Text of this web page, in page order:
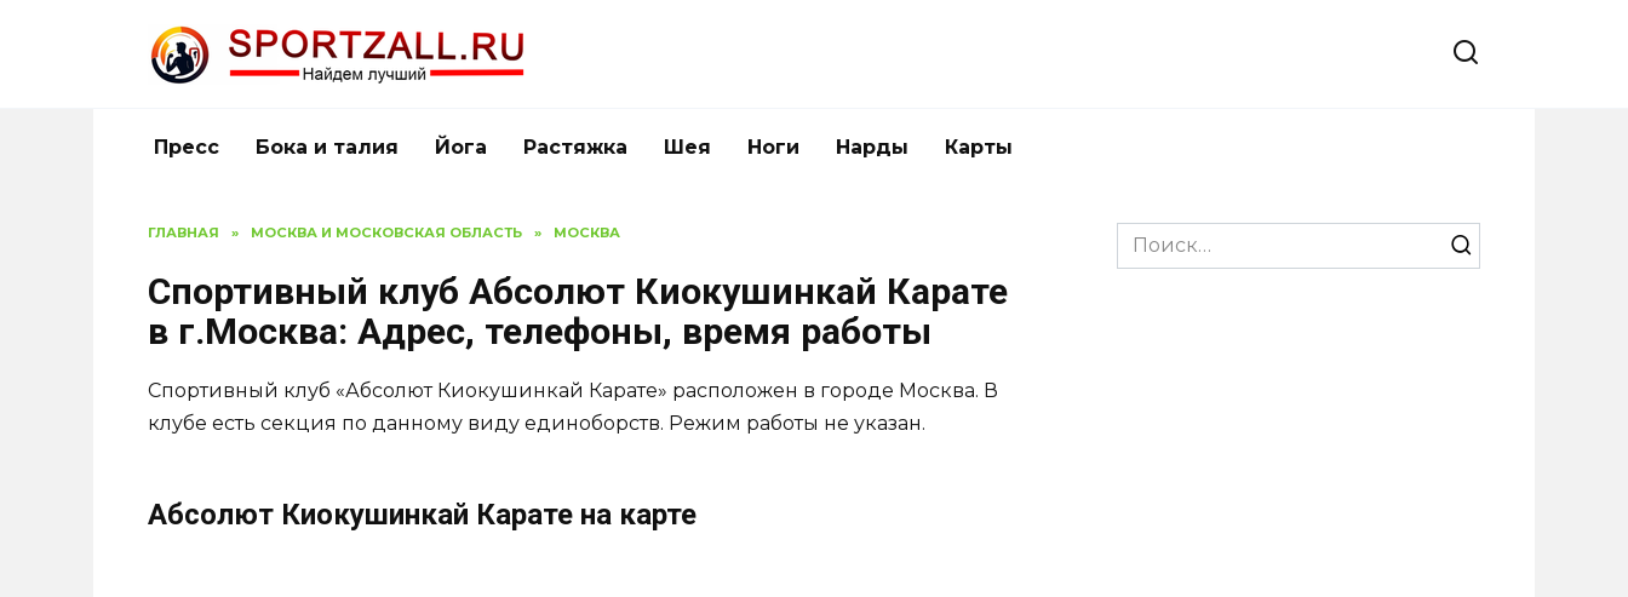
Пресс Бока и талия Йога Растяжка Шея Ноги Нарды Карты
ГЛАВНАЯ » МОСКВА И МОСКОВСКАЯ ОБЛАСТЬ » МОСКВА
Спортивный клуб Абсолют Киокушинкай Карате
в г.Москва: Адрес, телефоны, время работы
Спортивный клуб «Абсолют Киокушинкай Карате» расположен в городе Москва. В
клубе есть секция по данному виду единоборств. Режим работы не указан.
Абсолют Киокушинкай Карате на карте
Search
for: